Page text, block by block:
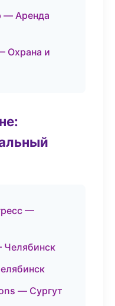
— Аренда
Охрана и
—
Челябинск
— Сургут